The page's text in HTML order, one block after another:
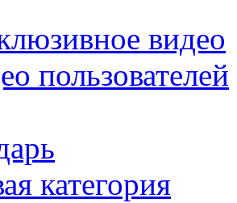
видео
пользователей
категория